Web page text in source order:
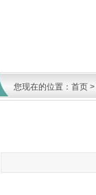
您现在的位置： 首页 >